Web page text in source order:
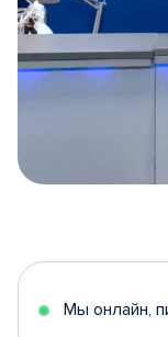
5
Мы онлайн,